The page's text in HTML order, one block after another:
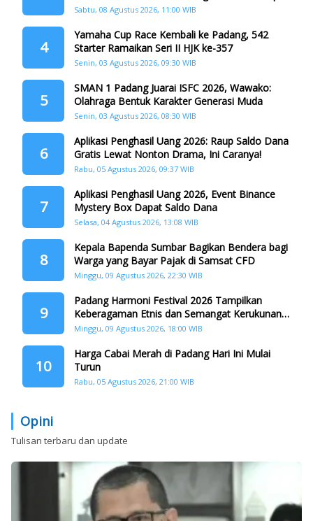
Memanjakan Warga di Momen HJK Padang
Sabtu, 08 Agustus 2026, 11:00 WIB
4
Yamaha Cup Race Kembali ke Padang, 542
Starter Ramaikan Seri II HJK ke-357
Senin, 03 Agustus 2026, 09:30 WIB
5
SMAN 1 Padang Juarai ISFC 2026, Wawako:
Olahraga Bentuk Karakter Generasi Muda
Senin, 03 Agustus 2026, 08:30 WIB
6
Aplikasi Penghasil Uang 2026: Raup Saldo Dana
Gratis Lewat Nonton Drama, Ini Caranya!
Rabu, 05 Agustus 2026, 09:37 WIB
7
Aplikasi Penghasil Uang 2026, Event Binance
Mystery Box Dapat Saldo Dana
Selasa, 04 Agustus 2026, 13:08 WIB
8
Kepala Bapenda Sumbar Bagikan Bendera bagi
Warga yang Bayar Pajak di Samsat CFD
Minggu, 09 Agustus 2026, 22:30 WIB
9
Padang Harmoni Festival 2026 Tampilkan
Keberagaman Etnis dan Semangat Kerukunan
di HJK ke-357
Minggu, 09 Agustus 2026, 18:00 WIB
10
Harga Cabai Merah di Padang Hari Ini Mulai
Turun
Rabu, 05 Agustus 2026, 21:00 WIB
Opini
Tulisan terbaru dan update